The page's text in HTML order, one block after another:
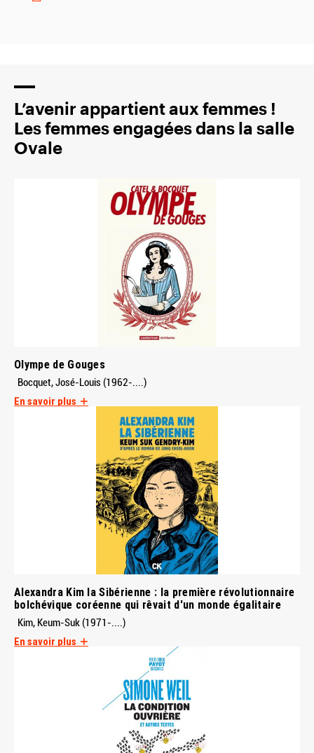
L’avenir appartient aux femmes !
Les femmes engagées dans la salle
Ovale
Olympe de Gouges
Bocquet, José-Louis (1962-....)
En savoir plus
Alexandra Kim la Sibérienne : la première révolutionnaire
bolchévique coréenne qui rêvait d'un monde égalitaire
Kim, Keum-Suk (1971-....)
En savoir plus